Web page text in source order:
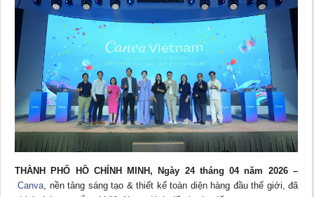
THÀNH PHỐ HỒ CHÍNH MINH, Ngày 24 tháng 04 năm 2026 –
Canva, nền tảng sáng tạo & thiết kế toàn diện hàng đầu thế giới, đã